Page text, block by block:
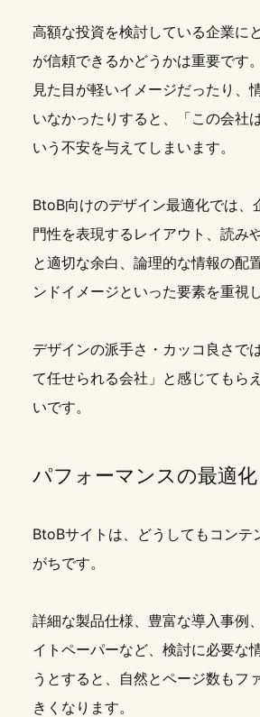
高額な投資を検討している企業に
が信頼できるかどうかは重要です。
見た目が軽いイメージだったり、
いなかったりすると、「この会社
いう不安を与えてしまいます。
BtoB向けのデザイン最適化では、
門性を表現するレイアウト、読み
と適切な余白、論理的な情報の配
ンドイメージといった要素を重視し
デザインの派手さ・カッコ良さで
て任せられる会社」と感じてもら
いです。
パフォーマンスの最適化
BtoBサイトは、どうしてもコンテ
がちです。
詳細な製品仕様、豊富な導入事例
イトペーパーなど、検討に必要な
うとすると、自然とページ数もフ
きくなります。